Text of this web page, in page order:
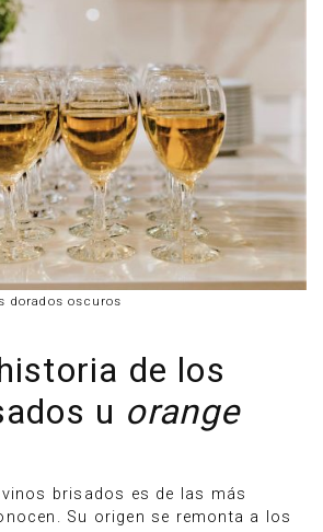
dorados oscuros
de los
u orange
brisados es de las más
Su origen se remonta a los